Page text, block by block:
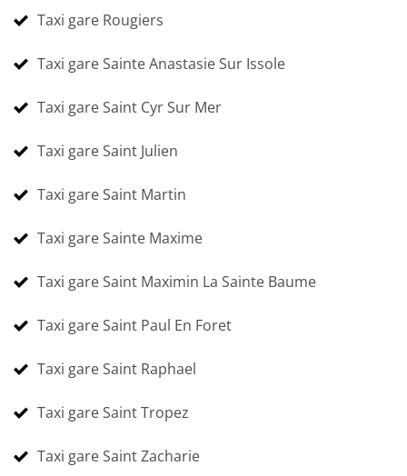
Taxi gare Rougiers
Taxi gare Sainte Anastasie Sur Issole
Taxi gare Saint Cyr Sur Mer
Taxi gare Saint Julien
Taxi gare Saint Martin
Taxi gare Sainte Maxime
Taxi gare Saint Maximin La Sainte Baume
Taxi gare Saint Paul En Foret
Taxi gare Saint Raphael
Taxi gare Saint Tropez
Taxi gare Saint Zacharie